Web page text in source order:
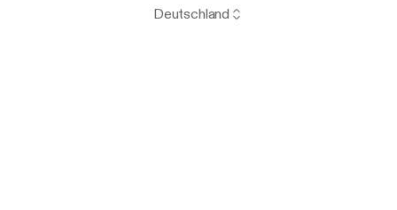
Deutschland